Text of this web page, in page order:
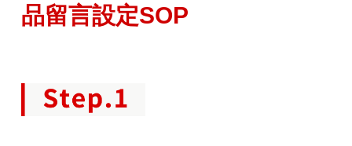
品留言設定SOP